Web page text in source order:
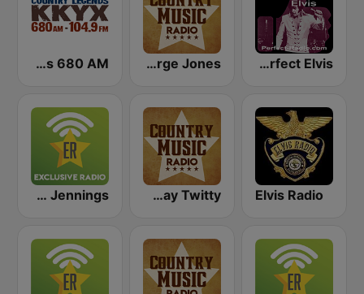
Perfect Elvis
Country Music Radio - George Jones
KKYX Country Legends 680 AM
Elvis Radio
Country Music Radio - Conway Twitty
Exclusively Waylon Jennings